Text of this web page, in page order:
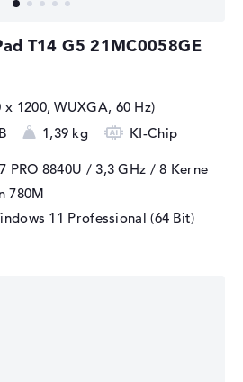
T14 G5 21MC0058GE
1200, WUXGA, 60 Hz)
1,39 kg KI-Chip
PRO 8840U / 3,3 GHz / 8 Kerne
780M
11 Professional (64 Bit)